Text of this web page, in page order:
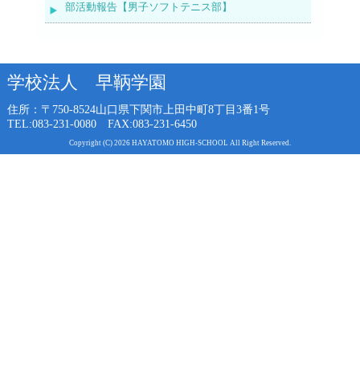
部活動報告【男子ソフトテニス部】
学校法人 早鞆学園
住所：〒750-8524山口県下関市上田中町8丁目3番1号
TEL:083-231-0080 FAX:083-231-6450
Copyright (C) 2026 HAYATOMO HIGH-SCHOOL All Right Reserved.